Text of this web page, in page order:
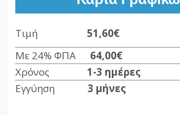
Τιμή
51,60€
Με 24% ΦΠΑ 64,00€
Χρόνος1-3 ημέρες
Εγγύηση3 μήνες